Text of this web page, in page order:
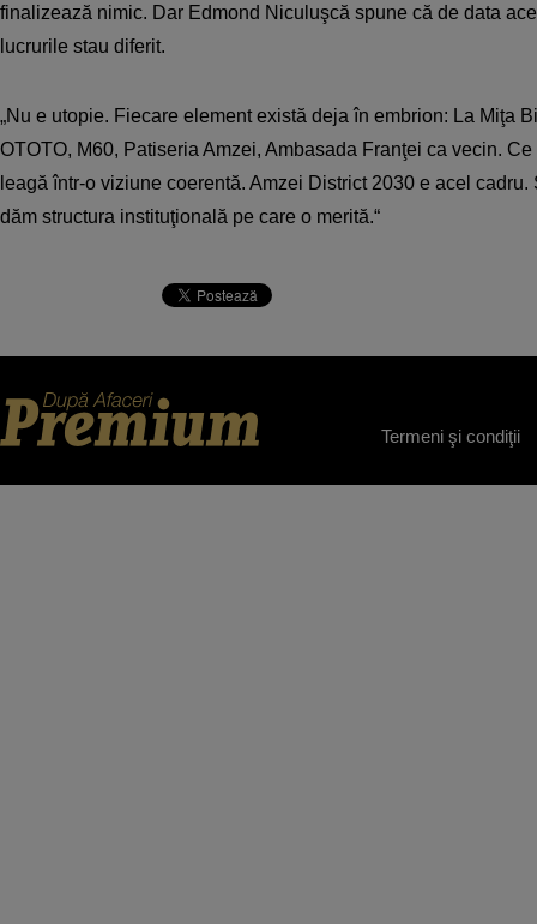
finalizează nimic. Dar Edmond Niculuşcă spune că de data
lucrurile stau diferit.
„Nu e utopie. Fiecare element există deja în embrion: La Miţa
OTOTO, M60, Patiseria Amzei, Ambasada Franţei ca vecin.
leagă într-o viziune coerentă. Amzei District 2030 e acel
dăm structura instituţională pe care o merită.“
Termeni şi condiţii